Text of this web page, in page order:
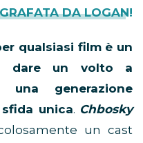
DA LOGAN!
qualsiasi film è un
dare un volto a
generazione
sfida unica. Chbosky
un cast